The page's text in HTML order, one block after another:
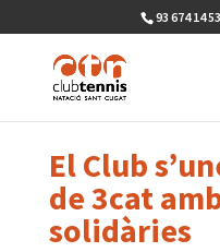
93 674 14 53
El Club
de 3cat
solidàries